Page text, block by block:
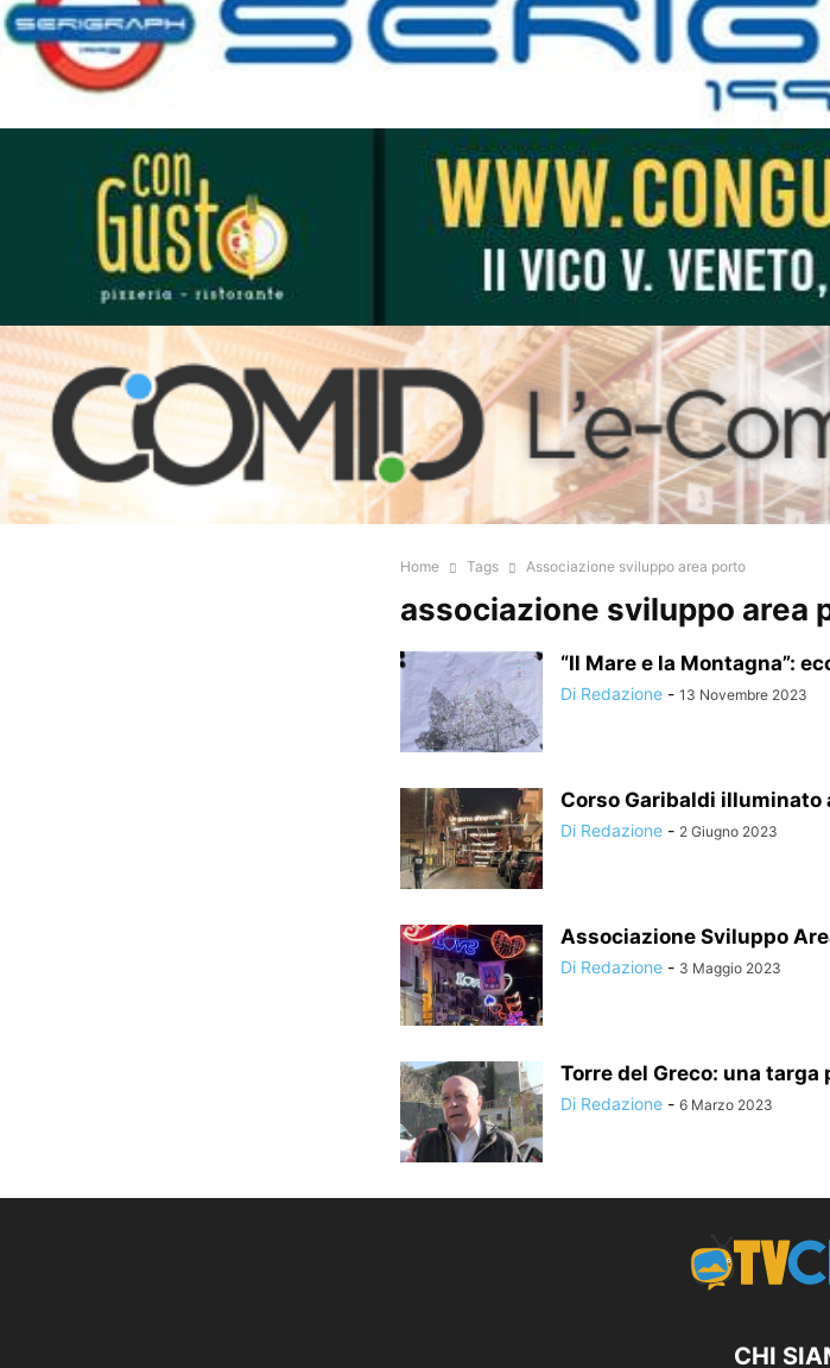
Home Tags Associazione sviluppo area porto
associazione sviluppo area
“Il Mare e la Montagna”:
Di Redazione - 13 Novembre 2023
Corso Garibaldi illuminato
Di Redazione - 2 Giugno 2023
Associazione Sviluppo
Di Redazione - 3 Maggio 2023
Torre del Greco: una
Di Redazione - 6 Marzo 2023
CHI